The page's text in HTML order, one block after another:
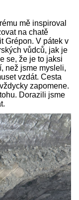
mě inspiroval
na chatě
Grépon. V pátek v
vůdců, jak je
se, že je to jaksi
než jsme mysleli,
vzdát. Cesta
zapomene.
Dorazili jsme